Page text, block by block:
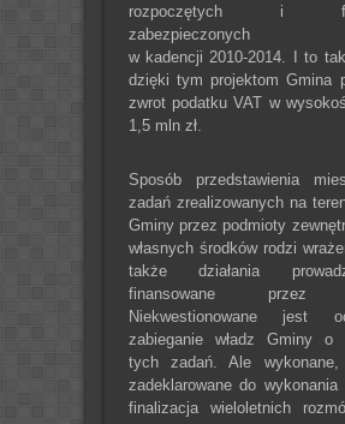
rozpoczętych i
zabezpieczonych
w kadencji 2010-2014. I to
dzięki tym projektom Gmina
zwrot podatku VAT w
1,5 mln zł.
Sposób przedstawienia
zadań zrealizowanych na
Gminy przez podmioty
własnych środków rodzi
także działania
finansowane przez
Niekwestionowane jest
zabieganie władz Gminy o
tych zadań. Ale
zadeklarowane do
finalizacja wieloletnich